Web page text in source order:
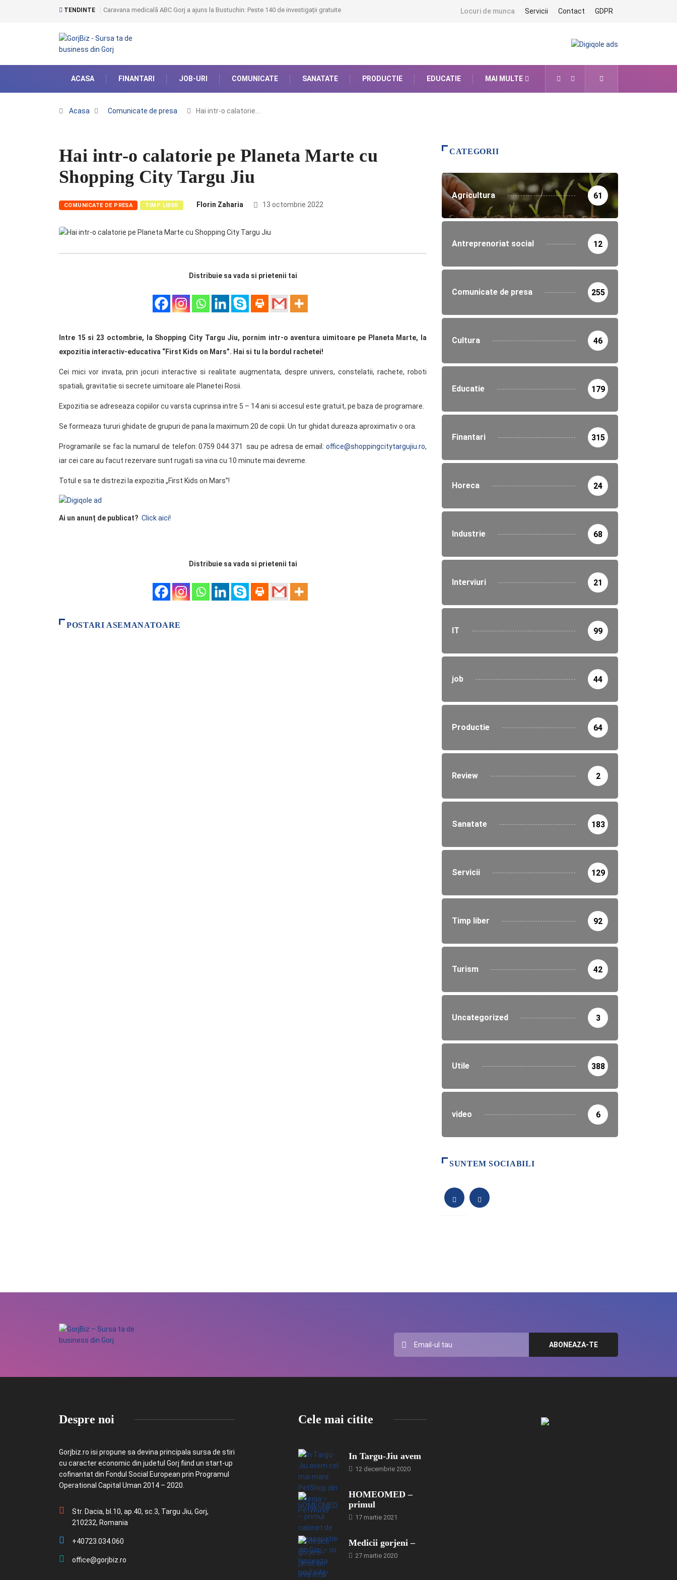
TENDINTE Caravana medicală ABC Gorj a ajuns la Bustuchin: Peste 140 de investigații gratuite Locuri de munca Servicii Contact GDPR
ACASA FINANTARI JOB-URI COMUNICATE SANATATE PRODUCTIE EDUCATIE MAI MULTE
Acasa Comunicate de presa Hai intr-o calatorie…
Hai intr-o calatorie pe Planeta Marte cu
Shopping City Targu Jiu
COMUNICATE DE PRESA TIMP LIBER Florin Zaharia 13 octombrie 2022
Distribuie sa vada si prietenii tai
Intre 15 si 23 octombrie, la Shopping City Targu Jiu, pornim intr-o aventura uimitoare pe Planeta Marte, la
expozitia interactiv-educativa “First Kids on Mars”. Hai si tu la bordul rachetei!
Cei mici vor invata, prin jocuri interactive si realitate augmentata, despre univers, constelatii, rachete, roboti
spatiali, gravitatie si secrete uimitoare ale Planetei Rosii.
Expozitia se adreseaza copiilor cu varsta cuprinsa intre 5 – 14 ani si accesul este gratuit, pe baza de programare.
Se formeaza tururi ghidate de grupuri de pana la maximum 20 de copii. Un tur ghidat dureaza aproximativ o ora.
Programarile se fac la numarul de telefon: 0759 044 371 sau pe adresa de email: office@shoppingcitytargujiu.ro,
iar cei care au facut rezervare sunt rugati sa vina cu 10 minute mai devreme.
Totul e sa te distrezi la expozitia „First Kids on Mars”!
Ai un anunț de publicat? Click aici!
Distribuie sa vada si prietenii tai
POSTARI ASEMANATOARE
CATEGORII
Agricultura 61
Antreprenoriat social 12
Comunicate de presa 255
Cultura 46
Educatie 179
Finantari 315
Horeca 24
Industrie 68
Interviuri 21
IT 99
job 44
Productie 64
Review 2
Sanatate 183
Servicii 129
Timp liber 92
Turism 42
Uncategorized 3
Utile 388
video 6
SUNTEM SOCIABILI
Despre noi
Gorjbiz.ro isi propune sa devina principala sursa de stiri
cu caracter economic din judetul Gorj fiind un start-up
cofinantat din Fondul Social European prin Programul
Operational Capital Uman 2014 – 2020.
Str. Dacia, bl.10, ap.40, sc.3, Targu Jiu, Gorj,
210232, Romania
+40723.034.060
office@gorjbiz.ro
Cele mai citite
In Targu-Jiu avem
12 decembrie 2020
HOMEOMED –
primul
17 martie 2021
Medicii gorjeni –
27 martie 2020